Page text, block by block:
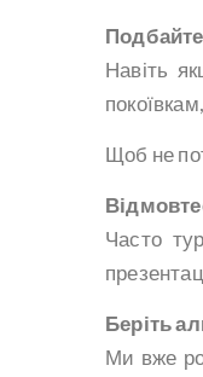
Навіть
Щоб не
Часто
Беріть
Ми вже